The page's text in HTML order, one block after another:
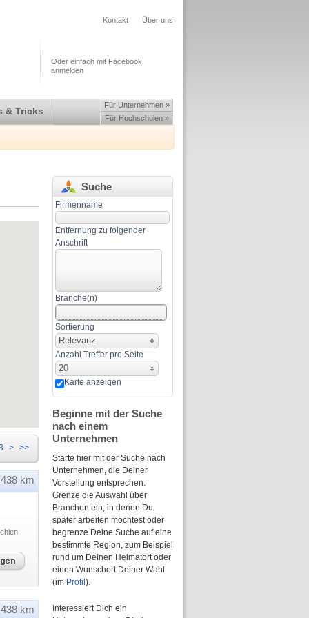
Kontakt Über uns
Oder einfach mit Facebook
anmelden
& Tricks
Für Unternehmen »
Für Hochschulen »
> >>
438 km
438 km
Suche
Firmenname
Entfernung zu folgender
Anschrift
Branche(n)
Sortierung
Relevanz
Anzahl Treffer pro Seite
20
Karte anzeigen
Beginne mit der Suche
nach einem
Unternehmen
Starte hier mit der Suche nach
Unternehmen, die Deiner
Vorstellung entsprechen.
Grenze die Auswahl über
Branchen ein, in denen Du
später arbeiten möchtest oder
begrenze Deine Suche auf eine
bestimmte Region, zum Beispiel
rund um Deinen Heimatort oder
einen Wunschort Deiner Wahl
(im Profil ).
Interessiert Dich ein